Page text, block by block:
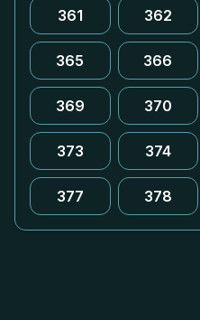
361 362
365 366
369 370
373 374
377 378